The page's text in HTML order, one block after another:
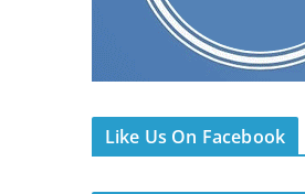
Like Us On Facebook